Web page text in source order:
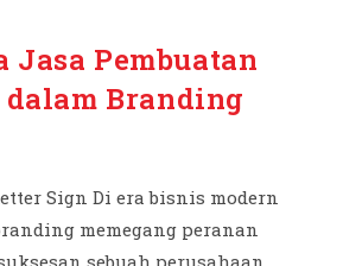
Jasa Pembuatan
Branding
Sign Di era bisnis modern
memegang peranan